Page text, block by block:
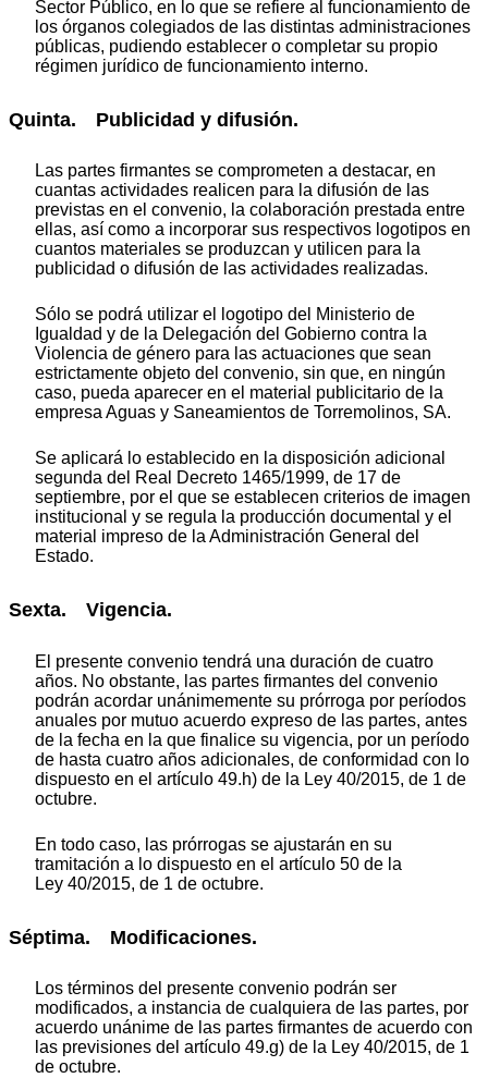
Sector Público, en lo que se refiere al funcionamiento de
los órganos colegiados de las distintas administraciones
públicas, pudiendo establecer o completar su propio
régimen jurídico de funcionamiento interno.
Quinta. Publicidad y difusión.
Las partes firmantes se comprometen a destacar, en
cuantas actividades realicen para la difusión de las
previstas en el convenio, la colaboración prestada entre
ellas, así como a incorporar sus respectivos logotipos en
cuantos materiales se produzcan y utilicen para la
publicidad o difusión de las actividades realizadas.
Sólo se podrá utilizar el logotipo del Ministerio de
Igualdad y de la Delegación del Gobierno contra la
Violencia de género para las actuaciones que sean
estrictamente objeto del convenio, sin que, en ningún
caso, pueda aparecer en el material publicitario de la
empresa Aguas y Saneamientos de Torremolinos, SA.
Se aplicará lo establecido en la disposición adicional
segunda del Real Decreto 1465/1999, de 17 de
septiembre, por el que se establecen criterios de imagen
institucional y se regula la producción documental y el
material impreso de la Administración General del
Estado.
Sexta. Vigencia.
El presente convenio tendrá una duración de cuatro
años. No obstante, las partes firmantes del convenio
podrán acordar unánimemente su prórroga por períodos
anuales por mutuo acuerdo expreso de las partes, antes
de la fecha en la que finalice su vigencia, por un período
de hasta cuatro años adicionales, de conformidad con lo
dispuesto en el artículo 49.h) de la Ley 40/2015, de 1 de
octubre.
En todo caso, las prórrogas se ajustarán en su
tramitación a lo dispuesto en el artículo 50 de la
Ley 40/2015, de 1 de octubre.
Séptima. Modificaciones.
Los términos del presente convenio podrán ser
modificados, a instancia de cualquiera de las partes, por
acuerdo unánime de las partes firmantes de acuerdo con
las previsiones del artículo 49.g) de la Ley 40/2015, de 1
de octubre.